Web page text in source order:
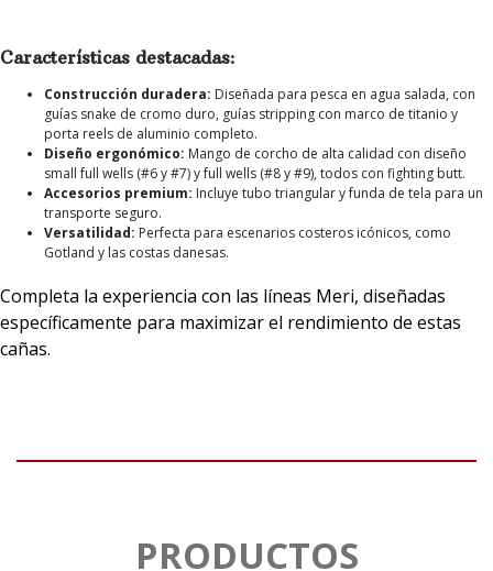
Características destacadas:
Construcción duradera: Diseñada para pesca en agua salada, con
guías snake de cromo duro, guías stripping con marco de titanio y
porta reels de aluminio completo.
Diseño ergonómico: Mango de corcho de alta calidad con diseño
small full wells (#6 y #7) y full wells (#8 y #9), todos con fighting butt.
Accesorios premium: Incluye tubo triangular y funda de tela para un
transporte seguro.
Versatilidad: Perfecta para escenarios costeros icónicos, como
Gotland y las costas danesas.
Completa la experiencia con las líneas Meri, diseñadas
específicamente para maximizar el rendimiento de estas
cañas.
PRODUCTOS